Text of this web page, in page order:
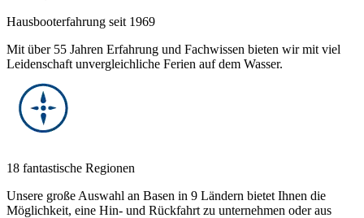
Hausbooterfahrung seit 1969
Mit über 55 Jahren Erfahrung und Fachwissen bieten wir mit viel
Leidenschaft unvergleichliche Ferien auf dem Wasser.
18 fantastische Regionen
Unsere große Auswahl an Basen in 9 Ländern bietet Ihnen die
Möglichkeit, eine Hin- und Rückfahrt zu unternehmen oder aus